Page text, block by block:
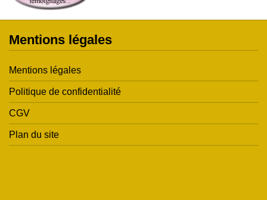
Mentions légales
Mentions légales
Politique de confidentialité
CGV
Plan du site